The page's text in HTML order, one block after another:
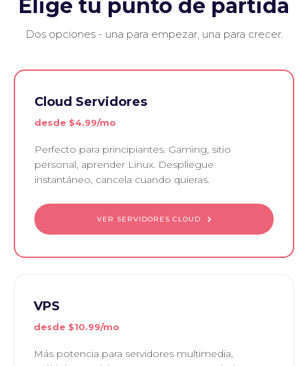
Elige tu punto de partida
Dos opciones - una para empezar, una para crecer.
Cloud Servidores
desde $4.99/mo
Perfecto para principiantes. Gaming, sitio
personal, aprender Linux. Despliegue
instantáneo, cancela cuando quieras.
VER SERVIDORES CLOUD
VPS
desde $10.99/mo
Más potencia para servidores multimedia,